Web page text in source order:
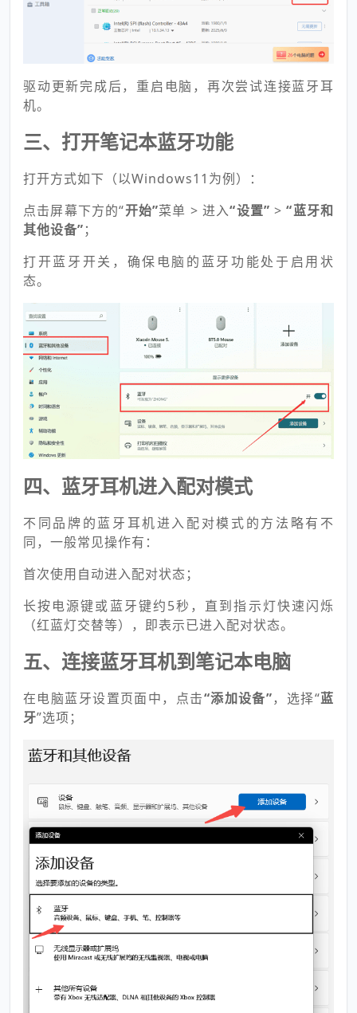
驱动更新完成后，重启电脑，再次尝试连接蓝牙耳
机。
三、打开笔记本蓝牙功能
打开方式如下（以Windows11为例）：
点击屏幕下方的“开始”菜单 > 进入“设置” >“蓝牙和
其他设备”；
打开蓝牙开关，确保电脑的蓝牙功能处于启用状
态。
四、蓝牙耳机进入配对模式
不同品牌的蓝牙耳机进入配对模式的方法略有不
同，一般常见操作有：
首次使用自动进入配对状态；
长按电源键或蓝牙键约5秒，直到指示灯快速闪烁
（红蓝灯交替等），即表示已进入配对状态。
五、连接蓝牙耳机到笔记本电脑
在电脑蓝牙设置页面中，点击“添加设备”，选择“蓝
牙”选项；